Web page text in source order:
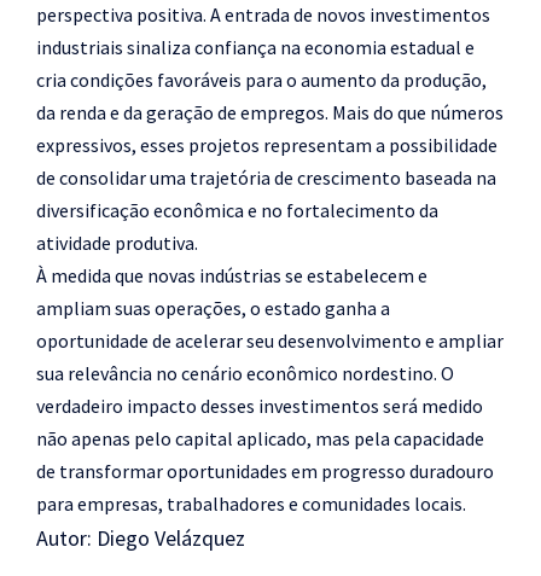
perspectiva positiva. A entrada de novos investimentos
industriais sinaliza confiança na economia estadual e
cria condições favoráveis para o aumento da produção,
da renda e da geração de empregos. Mais do que números
expressivos, esses projetos representam a possibilidade
de consolidar uma trajetória de crescimento baseada na
diversificação econômica e no fortalecimento da
atividade produtiva.
À medida que novas indústrias se estabelecem e
ampliam suas operações, o estado ganha a
oportunidade de acelerar seu desenvolvimento e ampliar
sua relevância no cenário econômico nordestino. O
verdadeiro impacto desses investimentos será medido
não apenas pelo capital aplicado, mas pela capacidade
de transformar oportunidades em progresso duradouro
para empresas, trabalhadores e comunidades locais.
Autor: Diego Velázquez